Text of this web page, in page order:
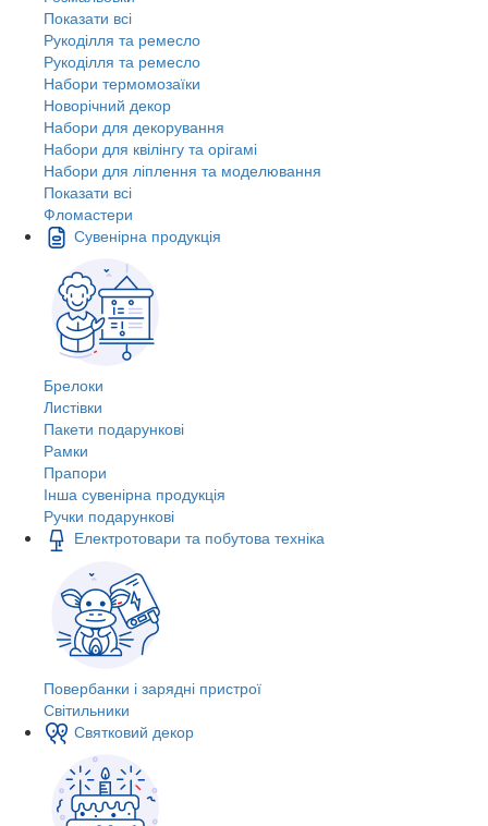
Показати всі
Рукоділля та ремесло
Рукоділля та ремесло
Набори термомозаїки
Новорічний декор
Набори для декорування
Набори для квілінгу та орігамі
Набори для ліплення та моделювання
Показати всі
Фломастери
Сувенірна продукція
Брелоки
Листівки
Пакети подарункові
Рамки
Прапори
Інша сувенірна продукція
Ручки подарункові
Електротовари та побутова техніка
Повербанки і зарядні пристрої
Світильники
Святковий декор